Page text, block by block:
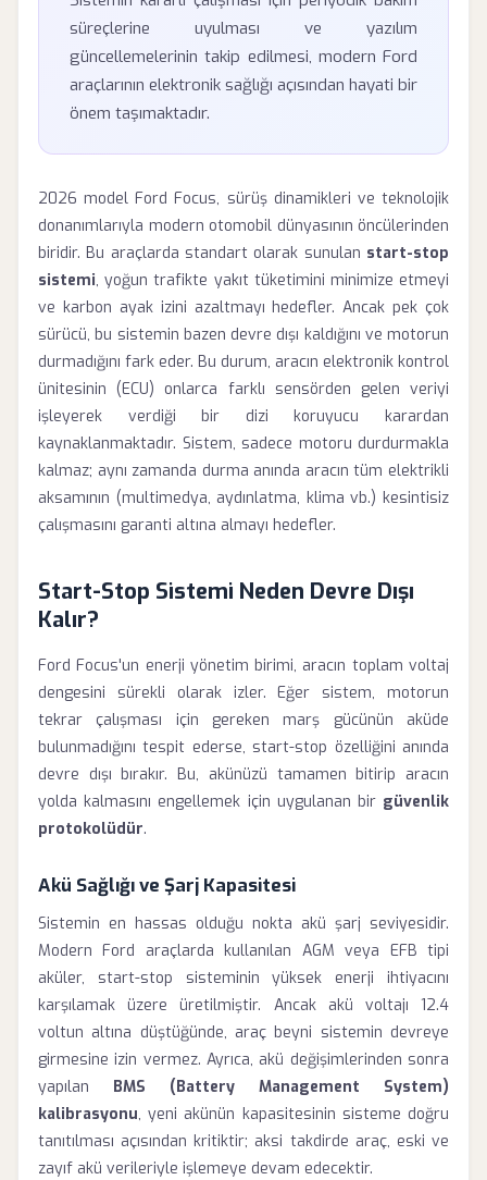
süreçlerine uyulması ve yazılım
güncellemelerinin takip edilmesi, modern Ford
araçlarının elektronik sağlığı açısından hayati bir
önem taşımaktadır.
2026 model Ford Focus, sürüş dinamikleri ve teknolojik
donanımlarıyla modern otomobil dünyasının öncülerinden
biridir. Bu araçlarda standart olarak sunulan start-stop
sistemi, yoğun trafikte yakıt tüketimini minimize etmeyi
ve karbon ayak izini azaltmayı hedefler. Ancak pek çok
sürücü, bu sistemin bazen devre dışı kaldığını ve motorun
durmadığını fark eder. Bu durum, aracın elektronik kontrol
ünitesinin (ECU) onlarca farklı sensörden gelen veriyi
işleyerek verdiği bir dizi koruyucu karardan
kaynaklanmaktadır. Sistem, sadece motoru durdurmakla
kalmaz; aynı zamanda durma anında aracın tüm elektrikli
aksamının (multimedya, aydınlatma, klima vb.) kesintisiz
çalışmasını garanti altına almayı hedefler.
Start-Stop Sistemi Neden Devre Dışı
Kalır?
Ford Focus'un enerji yönetim birimi, aracın toplam voltaj
dengesini sürekli olarak izler. Eğer sistem, motorun
tekrar çalışması için gereken marş gücünün aküde
bulunmadığını tespit ederse, start-stop özelliğini anında
devre dışı bırakır. Bu, akünüzü tamamen bitirip aracın
yolda kalmasını engellemek için uygulanan bir güvenlik
protokolüdür.
Akü Sağlığı ve Şarj Kapasitesi
Sistemin en hassas olduğu nokta akü şarj seviyesidir.
Modern Ford araçlarda kullanılan AGM veya EFB tipi
aküler, start-stop sisteminin yüksek enerji ihtiyacını
karşılamak üzere üretilmiştir. Ancak akü voltajı 12.4
voltun altına düştüğünde, araç beyni sistemin devreye
girmesine izin vermez. Ayrıca, akü değişimlerinden sonra
yapılan BMS (Battery Management System)
kalibrasyonu, yeni akünün kapasitesinin sisteme doğru
tanıtılması açısından kritiktir; aksi takdirde araç, eski ve
zayıf akü verileriyle işlemeye devam edecektir.